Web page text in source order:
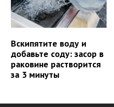
Вскипятите воду и
добавьте соду: засор в
раковине растворится
за 3 минуты